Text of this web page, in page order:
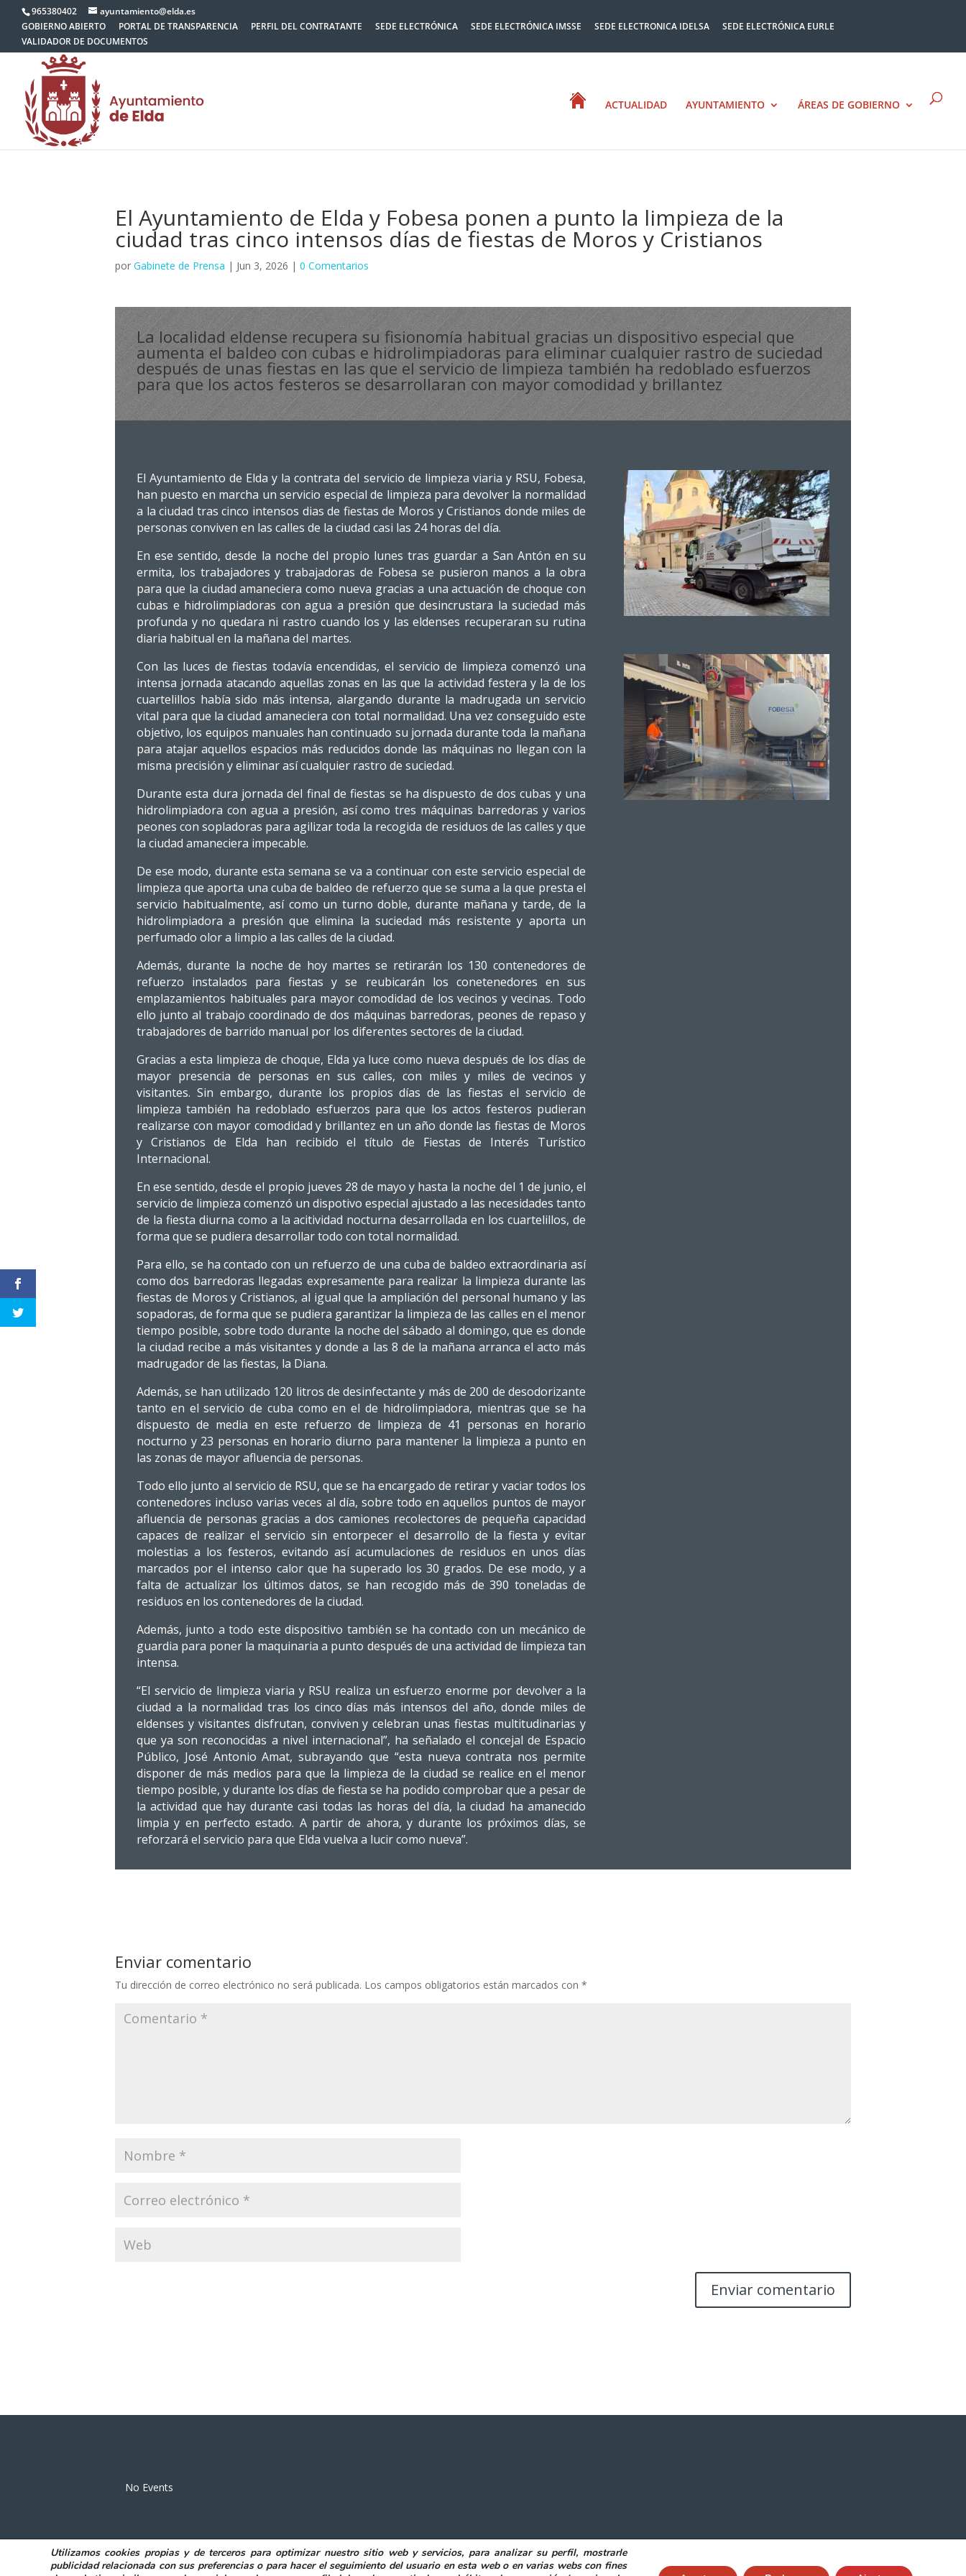
965380402
ayuntamiento@elda.es
GOBIERNO ABIERTO
PORTAL DE TRANSPARENCIA PERFIL DEL CONTRATANTE SEDE ELECTRÓNICA SEDE ELECTRÓNICA IMSSE SEDE ELECTRONICA IDELSA
SEDE ELECTRÓNICA EURLE
VALIDADOR DE DOCUMENTOS
ACTUALIDAD AYUNTAMIENTO ÁREAS DE GOBIERNO
El Ayuntamiento de Elda y Fobesa ponen a punto la limpieza de la
ciudad tras cinco intensos días de fiestas de Moros y Cristianos
por Gabinete de Prensa | Jun 3, 2026 | 0 Comentarios
La localidad eldense recupera su fisionomía habitual gracias un dispositivo especial que
aumenta el baldeo con cubas e hidrolimpiadoras para eliminar cualquier rastro de suciedad
después de unas fiestas en las que el servicio de limpieza también ha redoblado esfuerzos
para que los actos festeros se desarrollaran con mayor comodidad y brillantez
El Ayuntamiento de Elda y la contrata del servicio de limpieza viaria y RSU, Fobesa,
han puesto en marcha un servicio especial de limpieza para devolver la normalidad
a la ciudad tras cinco intensos dias de fiestas de Moros y Cristianos donde miles de
personas conviven en las calles de la ciudad casi las 24 horas del día.
En ese sentido, desde la noche del propio lunes tras guardar a San Antón en su
ermita, los trabajadores y trabajadoras de Fobesa se pusieron manos a la obra
para que la ciudad amaneciera como nueva gracias a una actuación de choque con
cubas e hidrolimpiadoras con agua a presión que desincrustara la suciedad más
profunda y no quedara ni rastro cuando los y las eldenses recuperaran su rutina
diaria habitual en la mañana del martes.
Con las luces de fiestas todavía encendidas, el servicio de limpieza comenzó una
intensa jornada atacando aquellas zonas en las que la actividad festera y la de los
cuartelillos había sido más intensa, alargando durante la madrugada un servicio
vital para que la ciudad amaneciera con total normalidad. Una vez conseguido este
objetivo, los equipos manuales han continuado su jornada durante toda la mañana
para atajar aquellos espacios más reducidos donde las máquinas no llegan con la
misma precisión y eliminar así cualquier rastro de suciedad.
Durante esta dura jornada del final de fiestas se ha dispuesto de dos cubas y una
hidrolimpiadora con agua a presión, así como tres máquinas barredoras y varios
peones con sopladoras para agilizar toda la recogida de residuos de las calles y que
la ciudad amaneciera impecable.
De ese modo, durante esta semana se va a continuar con este servicio especial de
limpieza que aporta una cuba de baldeo de refuerzo que se suma a la que presta el
servicio habitualmente, así como un turno doble, durante mañana y tarde, de la
hidrolimpiadora a presión que elimina la suciedad más resistente y aporta un
perfumado olor a limpio a las calles de la ciudad.
Además, durante la noche de hoy martes se retirarán los 130 contenedores de
refuerzo instalados para fiestas y se reubicarán los conetenedores en sus
emplazamientos habituales para mayor comodidad de los vecinos y vecinas. Todo
ello junto al trabajo coordinado de dos máquinas barredoras, peones de repaso y
trabajadores de barrido manual por los diferentes sectores de la ciudad.
Gracias a esta limpieza de choque, Elda ya luce como nueva después de los días de
mayor presencia de personas en sus calles, con miles y miles de vecinos y
visitantes. Sin embargo, durante los propios días de las fiestas el servicio de
limpieza también ha redoblado esfuerzos para que los actos festeros pudieran
realizarse con mayor comodidad y brillantez en un año donde las fiestas de Moros
y Cristianos de Elda han recibido el título de Fiestas de Interés Turístico
Internacional.
En ese sentido, desde el propio jueves 28 de mayo y hasta la noche del 1 de junio, el
servicio de limpieza comenzó un dispotivo especial ajustado a las necesidades tanto
de la fiesta diurna como a la acitividad nocturna desarrollada en los cuartelillos, de
forma que se pudiera desarrollar todo con total normalidad.
Para ello, se ha contado con un refuerzo de una cuba de baldeo extraordinaria así
como dos barredoras llegadas expresamente para realizar la limpieza durante las
fiestas de Moros y Cristianos, al igual que la ampliación del personal humano y las
sopadoras, de forma que se pudiera garantizar la limpieza de las calles en el menor
tiempo posible, sobre todo durante la noche del sábado al domingo, que es donde
la ciudad recibe a más visitantes y donde a las 8 de la mañana arranca el acto más
madrugador de las fiestas, la Diana.
Además, se han utilizado 120 litros de desinfectante y más de 200 de desodorizante
tanto en el servicio de cuba como en el de hidrolimpiadora, mientras que se ha
dispuesto de media en este refuerzo de limpieza de 41 personas en horario
nocturno y 23 personas en horario diurno para mantener la limpieza a punto en
las zonas de mayor afluencia de personas.
Todo ello junto al servicio de RSU, que se ha encargado de retirar y vaciar todos los
contenedores incluso varias veces al día, sobre todo en aquellos puntos de mayor
afluencia de personas gracias a dos camiones recolectores de pequeña capacidad
capaces de realizar el servicio sin entorpecer el desarrollo de la fiesta y evitar
molestias a los festeros, evitando así acumulaciones de residuos en unos días
marcados por el intenso calor que ha superado los 30 grados. De ese modo, y a
falta de actualizar los últimos datos, se han recogido más de 390 toneladas de
residuos en los contenedores de la ciudad.
Además, junto a todo este dispositivo también se ha contado con un mecánico de
guardia para poner la maquinaria a punto después de una actividad de limpieza tan
intensa.
“El servicio de limpieza viaria y RSU realiza un esfuerzo enorme por devolver a la
ciudad a la normalidad tras los cinco días más intensos del año, donde miles de
eldenses y visitantes disfrutan, conviven y celebran unas fiestas multitudinarias y
que ya son reconocidas a nivel internacional”, ha señalado el concejal de Espacio
Público, José Antonio Amat, subrayando que “esta nueva contrata nos permite
disponer de más medios para que la limpieza de la ciudad se realice en el menor
tiempo posible, y durante los días de fiesta se ha podido comprobar que a pesar de
la actividad que hay durante casi todas las horas del día, la ciudad ha amanecido
limpia y en perfecto estado. A partir de ahora, y durante los próximos días, se
reforzará el servicio para que Elda vuelva a lucir como nueva”.
Enviar comentario
Tu dirección de correo electrónico no será publicada. Los campos obligatorios están marcados con *
No Events
POLITICA DE PRIVACIDAD AVISO LEGAL POLITICA DE COOKIES DECLARACIÓN DE ACCESIBILIDAD
Utilizamos cookies propias y de terceros para optimizar nuestro sitio web y servicios, para analizar su perfil, mostrarle
publicidad relacionada con sus preferencias o para hacer el seguimiento del usuario en esta web o en varias webs con fines